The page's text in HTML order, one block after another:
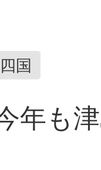
国
年も